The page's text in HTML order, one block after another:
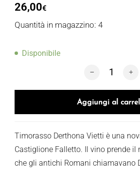
26,00€
Quantità in magazzino: 4
Disponibile
Vietti
Aggiungi al
Timorasso Derthona Vietti è una
Castiglione Falletto. Il vino prende il
che gli antichi Romani chiamavano